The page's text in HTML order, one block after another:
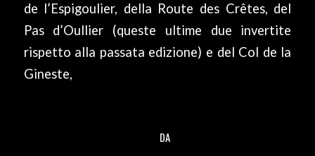
de l’Espigoulier, della Route des Crêtes, del
Pas d’Oullier (queste ultime due invertite
rispetto alla passata edizione) e del Col de la
Gineste,
DA